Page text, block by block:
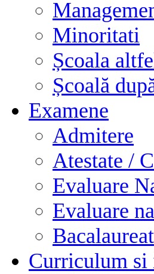
Minoritati
Școala
Școală
Examene
Admitere
Atestate /
Evaluare
Evaluare
Bacalaureat
Curriculum si